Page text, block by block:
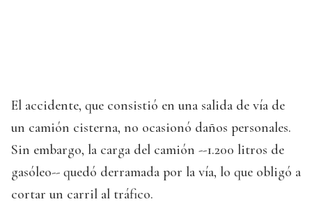
El accidente, que consistió en una salida de vía de
un camión cisterna, no ocasionó daños personales.
Sin embargo, la carga del camión --1.200 litros de
gasóleo-- quedó derramada por la vía, lo que obligó a
cortar un carril al tráfico.